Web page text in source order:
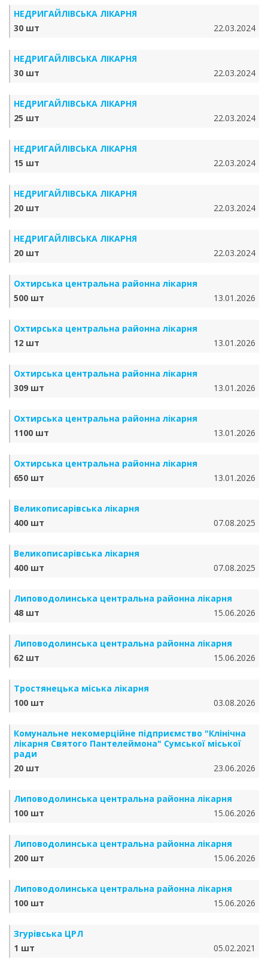
НЕДРИГАЙЛІВСЬКА ЛІКАРНЯ
30 шт
22.03.2024
НЕДРИГАЙЛІВСЬКА ЛІКАРНЯ
30 шт
22.03.2024
НЕДРИГАЙЛІВСЬКА ЛІКАРНЯ
25 шт
22.03.2024
НЕДРИГАЙЛІВСЬКА ЛІКАРНЯ
15 шт
22.03.2024
НЕДРИГАЙЛІВСЬКА ЛІКАРНЯ
20 шт
22.03.2024
НЕДРИГАЙЛІВСЬКА ЛІКАРНЯ
20 шт
22.03.2024
Охтирська центральна районна лікарня
500 шт
13.01.2026
Охтирська центральна районна лікарня
12 шт
13.01.2026
Охтирська центральна районна лікарня
309 шт
13.01.2026
Охтирська центральна районна лікарня
1100 шт
13.01.2026
Охтирська центральна районна лікарня
650 шт
13.01.2026
Великописарівська лікарня
400 шт
07.08.2025
Великописарівська лікарня
400 шт
07.08.2025
Липоводолинська центральна районна лікарня
48 шт
15.06.2026
Липоводолинська центральна районна лікарня
62 шт
15.06.2026
Тростянецька міська лікарня
100 шт
03.08.2026
Комунальне некомерційне підприємство "Клінічна
лікарня Святого Пантелеймона" Сумської міської
ради
20 шт
23.06.2026
Липоводолинська центральна районна лікарня
100 шт
15.06.2026
Липоводолинська центральна районна лікарня
200 шт
15.06.2026
Липоводолинська центральна районна лікарня
100 шт
15.06.2026
Згурівська ЦРЛ
1 шт
05.02.2021